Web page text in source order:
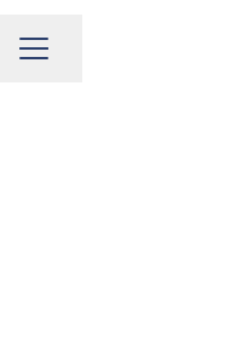
KARRIEREMENÜ
Seite teilen